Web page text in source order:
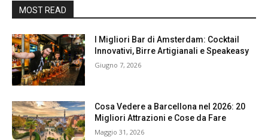
MOST READ
I Migliori Bar di Amsterdam: Cocktail
Innovativi, Birre Artigianali e Speakeasy
Giugno 7, 2026
Cosa Vedere a Barcellona nel 2026: 20
Migliori Attrazioni e Cose da Fare
Maggio 31, 2026